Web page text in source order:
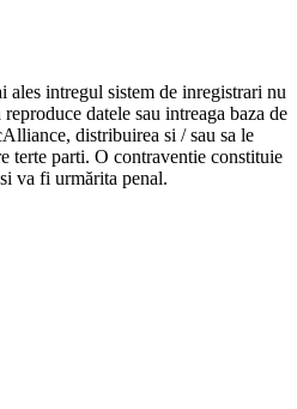
ales intregul sistem de inregistrari nu
datele sau intreaga baza de
distribuirea si / sau sa le
terte parti. O contraventie constituie
va fi urmărita penal.